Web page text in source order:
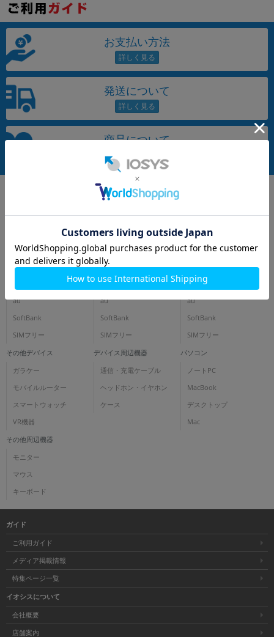
お支払い方法
発送について
商品について
iPhone
au
SoftBank
SIMフリー
スマートフォン
docomo
au
SoftBank
SIMフリー
タブレット
docomo
au
SoftBank
SIMフリー
その他デバイス
ガラケー
モバイルルーター
スマートウォッチ
VR機器
デバイス周辺機器
通信・充電ケーブル
ヘッドホン・イヤホン
ケース
パソコン
ノートPC
MacBook
デスクトップ
Mac
その他周辺機器
モニター
マウス
キーボード
ガイド
ご利用ガイド
メディア掲載情報
特集ページ一覧
イオシスについて
会社概要
店舗案内
CPU
CPUの絞り込み
OS
OSの絞り込み
容量
円 ～
年 月 まで
各項目のチェックボックスは「or検索」となります。
ただし機能別のみ「and検索」となります。